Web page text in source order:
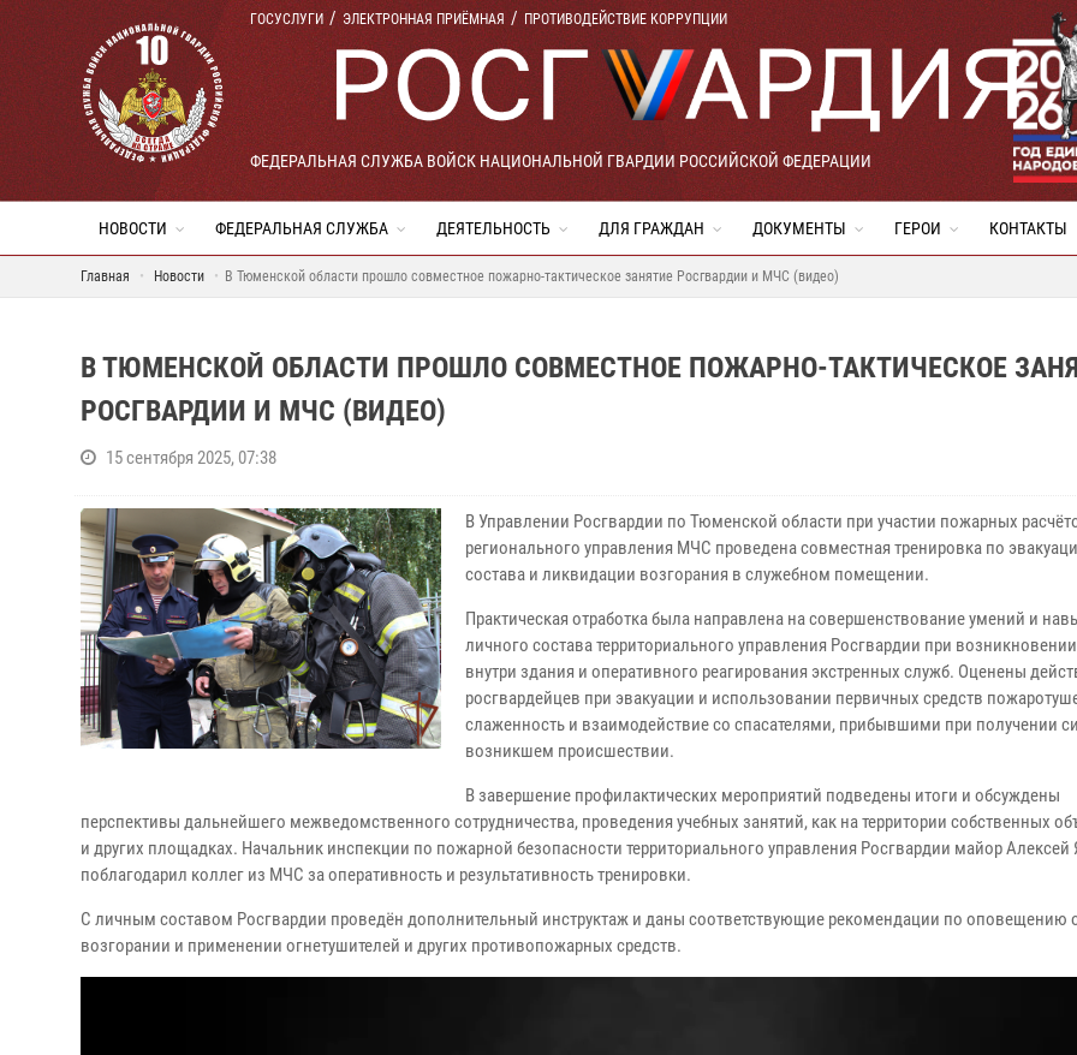
ГОСУСЛУГИ ЭЛЕКТРОННАЯ ПРИЁМНАЯ ПРОТИВОДЕЙСТВИЕ КОРРУПЦИИ
ФЕДЕРАЛЬНАЯ СЛУЖБА ВОЙСК НАЦИОНАЛЬНОЙ ГВАРДИИ РОССИЙСКОЙ ФЕДЕРАЦИИ
НОВОСТИ ФЕДЕРАЛЬНАЯ СЛУЖБА ДЕЯТЕЛЬНОСТЬ ДЛЯ ГРАЖДАН ДОКУМЕНТЫ ГЕРОИ КОНТАКТЫ
Главная Новости В Тюменской области прошло совместное пожарно-тактическое занятие Росгвардии и МЧС (видео)
В ТЮМЕНСКОЙ ОБЛАСТИ ПРОШЛО СОВМЕСТНОЕ ПОЖАРНО-ТАКТИЧЕСКОЕ
РОСГВАРДИИ И МЧС (ВИДЕО)
15 сентября 2025, 07:38
В Управлении Росгвардии по Тюменской области при участии пожарных
регионального управления МЧС проведена совместная тренировка по
состава и ликвидации возгорания в служебном помещении.
Практическая отработка была направлена на совершенствование умений и
личного состава территориального управления Росгвардии при
внутри здания и оперативного реагирования экстренных служб. Оценены
росгвардейцев при эвакуации и использовании первичных средств
слаженность и взаимодействие со спасателями, прибывшими при получении
возникшем происшествии.
В завершение профилактических мероприятий подведены итоги и обсуждены
перспективы дальнейшего межведомственного сотрудничества, проведения учебных занятий, как на территории собственных
и других площадках. Начальник инспекции по пожарной безопасности территориального управления Росгвардии майор Алексей
поблагодарил коллег из МЧС за оперативность и результативность тренировки.
С личным составом Росгвардии проведён дополнительный инструктаж и даны соответствующие рекомендации по оповещению
возгорании и применении огнетушителей и других противопожарных средств.